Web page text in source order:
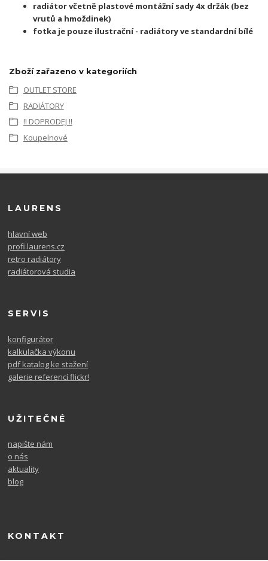
radiátor včetně plastové montážní sady 4x držák (bez
vrutů a hmoždinek)
fotka je pouze ilustrační - radiátory ve standardní bílé
Zboží zařazeno v kategoriích
OUTLET STORE
RADIÁTORY
!! DOPRODEJ !!
Koupelnové
LAURENS
hlavní web
profi.laurens.cz
retro radiátory
radiátorová studia
SERVIS
konfigurátor
kalkulačka výkonu
pdf katalog ke stažení
galerie referencí flickr!
UŽITEČNÉ
napište nám
o nás
aktuality
blog
KONTAKT